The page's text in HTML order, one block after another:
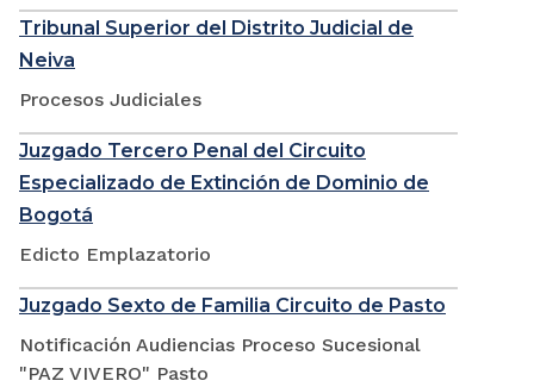
Tribunal Superior del Distrito Judicial de
Neiva
Procesos Judiciales
Juzgado Tercero Penal del Circuito
Especializado de Extinción de Dominio de
Bogotá
Edicto Emplazatorio
Juzgado Sexto de Familia Circuito de Pasto
Notificación Audiencias Proceso Sucesional
"PAZ VIVERO" Pasto